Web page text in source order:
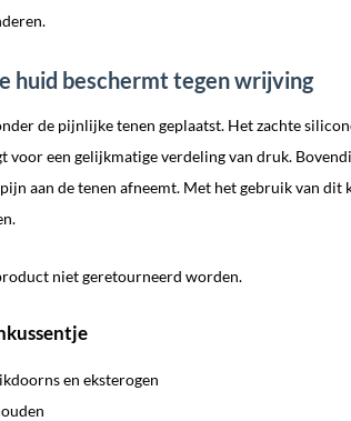
huid beschermt tegen wrijving
de pijnlijke tenen geplaatst. Het zachte
een gelijkmatige verdeling van druk.
aan de tenen afneemt. Met het gebruik van
niet geretourneerd worden.
en eksterogen